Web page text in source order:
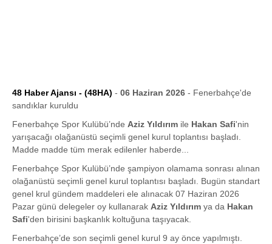
48 Haber Ajansı - (48HA) - 06 Haziran 2026 - Fenerbahçe'de
sandıklar kuruldu
Fenerbahçe Spor Kulübü’nde Aziz Yıldırım ile Hakan Safi'nin
yarışacağı olağanüstü seçimli genel kurul toplantısı başladı.
Madde madde tüm merak edilenler haberde...
Fenerbahçe Spor Kulübü’nde şampiyon olamama sonrası alınan
olağanüstü seçimli genel kurul toplantısı başladı. Bugün standart
genel krul gündem maddeleri ele alınacak 07 Haziran 2026
Pazar günü delegeler oy kullanarak Aziz Yıldırım ya da Hakan
Safi'den birisini başkanlık koltuğuna taşıyacak.
Fenerbahçe’de son seçimli genel kurul 9 ay önce yapılmıştı.